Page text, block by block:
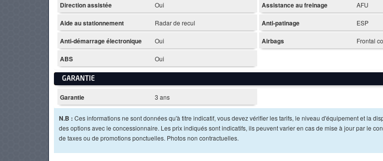
Direction assistée Oui Assistance au freinage AFU
Aide au stationnement Radar de recul Anti-patinage ESP
Anti-démarrage électronique Oui Airbags Frontal
ABS Oui
GARANTIE
Garantie 3 ans
N.B : Ces informations ne sont données qu'à titre indicatif, vous devez vérifier les tarifs, le niveau d'équipement et la
des options avec le concessionnaire. Les prix indiqués sont indicatifs, ils peuvent varier en cas de mise à jour par le
de taxes ou de promotions ponctuelles. Photos non contractuelles.